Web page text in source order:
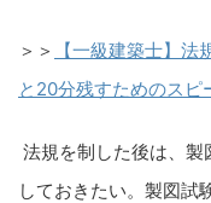
＞＞
【一級建築士】
と20分残すためのスピ
法規を制した後は、製
しておきたい。製図試